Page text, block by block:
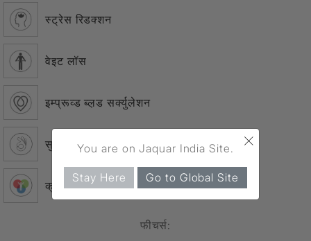
स्ट्रेस रिडक्शन
वेइट लॉस
इम्प्रूव्ड ब्ल़ड सर्क्युलेशन
सुपीरियर क्वालिटी
क्रोमोथेरपी
फीचर्स:
×
You are on Jaquar India Site.
Stay Here Go to Global Site